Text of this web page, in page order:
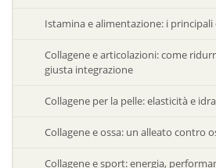
Istamina e alimentazione: i principali
Collagene e articolazioni: come
giusta integrazione
Collagene per la pelle: elasticità e
Collagene e ossa: un alleato contro
Collagene e sport: energia,